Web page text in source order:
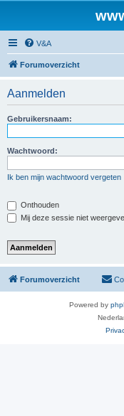
V&A
Forumoverzicht
Aanmelden
Gebruikersnaam:
Wachtwoord:
Ik ben mijn wachtwoord vergeten
Onthouden
Mij deze sessie niet
Forumoverzicht
Powered by